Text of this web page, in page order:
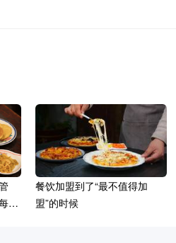
一
餐饮加盟到了“最不值得加
盟”的时候